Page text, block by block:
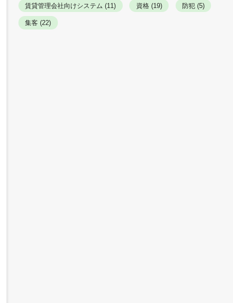
賃貸管理会社向けシステム (11) 資格 (19) 防犯 (5)
集客 (22)